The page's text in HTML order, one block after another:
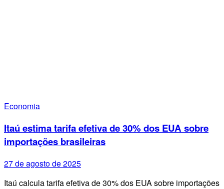
Economia
Itaú estima tarifa efetiva de 30% dos EUA sobre
importações brasileiras
27 de agosto de 2025
Itaú calcula tarifa efetiva de 30% dos EUA sobre importações